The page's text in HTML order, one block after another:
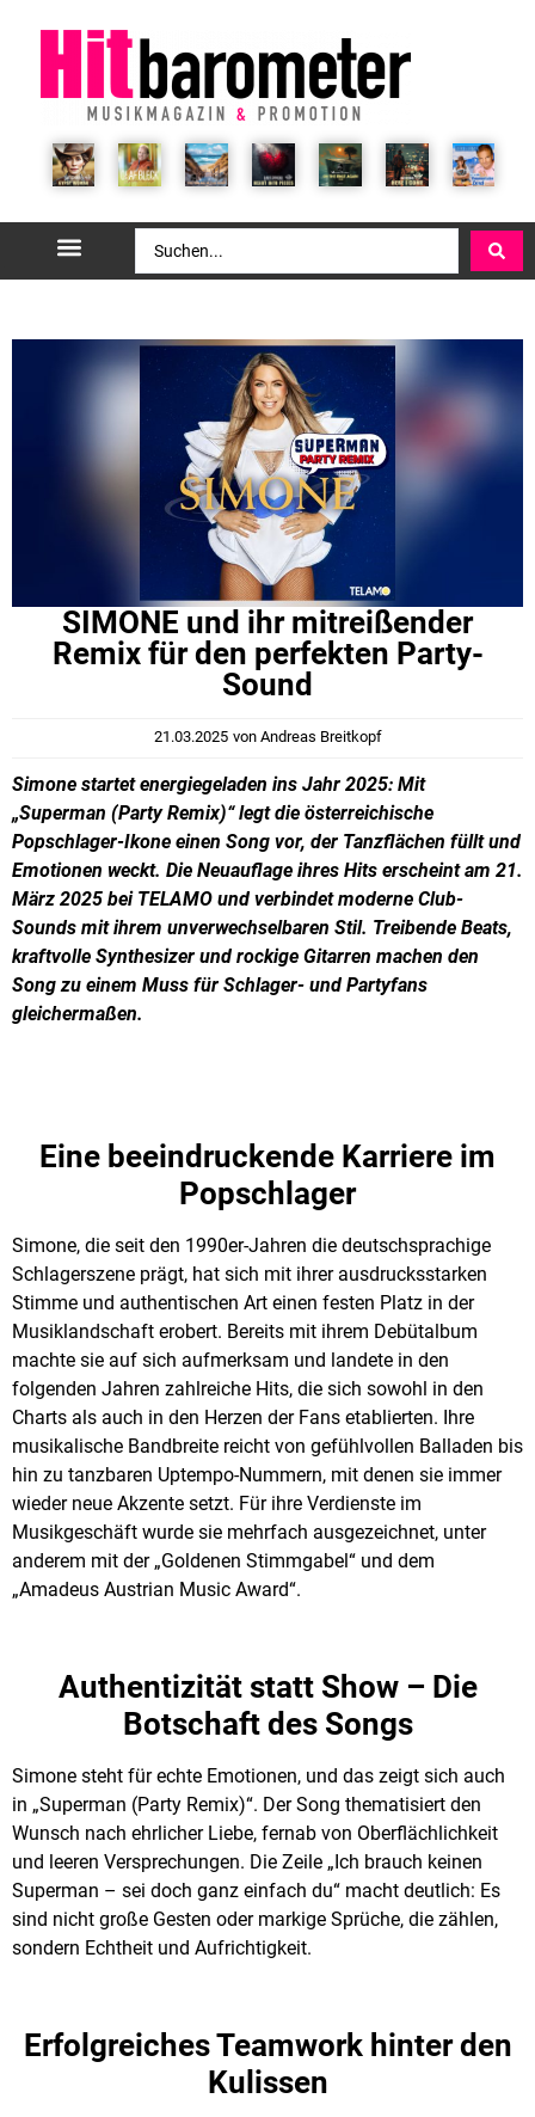
SIMONE und ihr mitreißender
Remix für den perfekten Party-
Sound
21.03.2025 vonAndreas Breitkopf
Simone startet energiegeladen ins Jahr 2025: Mit
„Superman (Party Remix)“ legt die österreichische
Popschlager-Ikone einen Song vor, der Tanzflächen füllt und
Emotionen weckt. Die Neuauflage ihres Hits erscheint am 21.
März 2025 bei TELAMO und verbindet moderne Club-
Sounds mit ihrem unverwechselbaren Stil. Treibende Beats,
kraftvolle Synthesizer und rockige Gitarren machen den
Song zu einem Muss für Schlager- und Partyfans
gleichermaßen.
Eine beeindruckende Karriere im
Popschlager
Simone, die seit den 1990er-Jahren die deutschsprachige
Schlagerszene prägt, hat sich mit ihrer ausdrucksstarken
Stimme und authentischen Art einen festen Platz in der
Musiklandschaft erobert. Bereits mit ihrem Debütalbum
machte sie auf sich aufmerksam und landete in den
folgenden Jahren zahlreiche Hits, die sich sowohl in den
Charts als auch in den Herzen der Fans etablierten. Ihre
musikalische Bandbreite reicht von gefühlvollen Balladen bis
hin zu tanzbaren Uptempo-Nummern, mit denen sie immer
wieder neue Akzente setzt. Für ihre Verdienste im
Musikgeschäft wurde sie mehrfach ausgezeichnet, unter
anderem mit der „Goldenen Stimmgabel“ und dem
„Amadeus Austrian Music Award“.
Authentizität statt Show – Die
Botschaft des Songs
Simone steht für echte Emotionen, und das zeigt sich auch
in „Superman (Party Remix)“. Der Song thematisiert den
Wunsch nach ehrlicher Liebe, fernab von Oberflächlichkeit
und leeren Versprechungen. Die Zeile „Ich brauch keinen
Superman – sei doch ganz einfach du“ macht deutlich: Es
sind nicht große Gesten oder markige Sprüche, die zählen,
sondern Echtheit und Aufrichtigkeit.
Erfolgreiches Teamwork hinter den
Kulissen